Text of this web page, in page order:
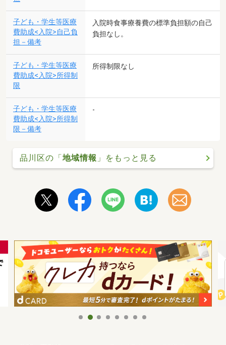
子ども・学生等医療
費助成<入院>自己負
担－備考
入院時食事療養費の標準負担額の自己
負担なし。
子ども・学生等医療
費助成<入院>所得制
限
所得制限なし
子ども・学生等医療
費助成<入院>所得制
限－備考
-
品川区の「地域情報 」をもっと見る